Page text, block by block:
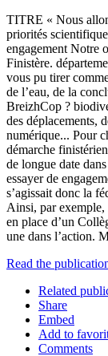
TITRE « Nous
priorités
engagement Notre
Finistère.
vous pu tirer
de l’eau, de la
BreizhCop ?
des déplacements,
numérique... Pour
démarche
de longue date
essayer de
s’agissait donc la
Ainsi, par
en place d’un
une dans l’action.
Read the
Related
Share
Embed
Add to
Comments